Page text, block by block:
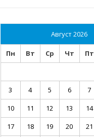
Август 2026
Пн Вт Ср Чт Пт
3
4 5 6 7
10
11 12 13 14
17
18 19 20 21